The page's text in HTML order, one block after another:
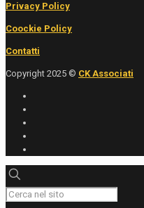
Privacy Policy
Coockie Policy
Contatti
Copyright 2025 © CK Associati